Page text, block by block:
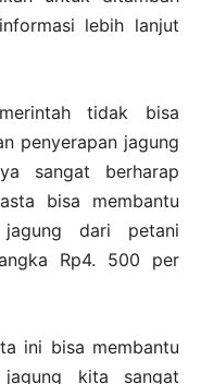
lebih lanjut
tidak bisa
penyerapan jagung
sangat berharap
bisa membantu
jagung dari petani
Rp4. 500 per
ini bisa membantu
jagung kita sangat